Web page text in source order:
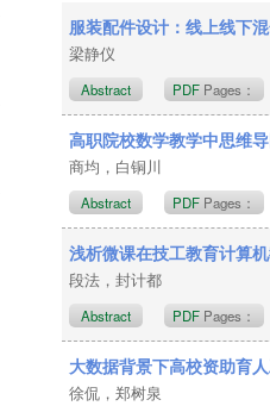
服装配件设计：线上线下
梁静仪
Abstract PDF Pages：
高职院校数学教学中思维
商均，白铜川
Abstract PDF Pages：
浅析微课在技工教育计算
段法，封计都
Abstract PDF Pages：
大数据背景下高校资助育
徐侃，郑树泉